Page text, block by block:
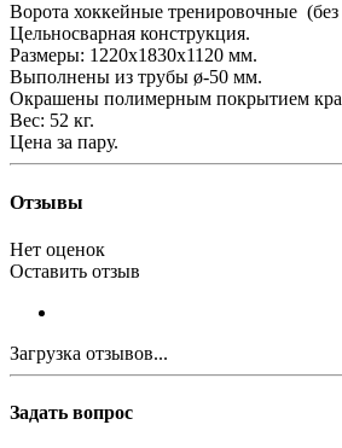
Ворота хоккейные тренировочные (без
Цельносварная конструкция.
Размеры: 1220х1830х1120 мм.
Выполнены из трубы ø-50 мм.
Окрашены полимерным покрытием
Вес: 52 кг.
Цена за пару.
Отзывы
Нет оценок
Оставить отзыв
Загрузка отзывов...
Задать вопрос